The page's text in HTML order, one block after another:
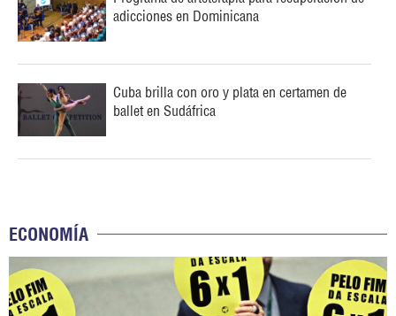
adicciones en Dominicana
Cuba brilla con oro y plata en certamen de
ballet en Sudáfrica
ECONOMÍA